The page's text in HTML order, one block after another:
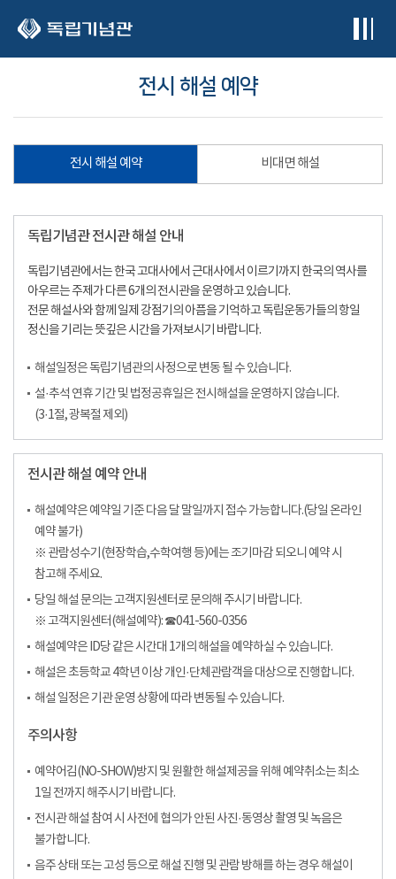
전시 해설 예약
전시 해설 예약 비대면 해설
독립기념관 전시관 해설 안내
독립기념관에서는 한국 고대사에서 근대사에서 이르기까지 한국의 역사를
아우르는 주제가 다른 6개의 전시관을 운영하고 있습니다.
전문 해설사와 함께 일제 강점기의 아픔을 기억하고 독립운동가들의 항일
정신을 기리는 뜻깊은 시간을 가져보시기 바랍니다.
해설일정은 독립기념관의 사정으로 변동 될 수 있습니다.
설·추석 연휴 기간 및 법정공휴일은 전시해설을 운영하지 않습니다.
(3·1절, 광복절 제외)
전시관 해설 예약 안내
해설예약은 예약일 기준 다음 달 말일까지 접수 가능합니다.(당일 온라인
예약 불가)
※ 관람성수기(현장학습,수학여행 등)에는 조기마감 되오니 예약 시
참고해 주세요.
당일 해설 문의는 고객지원센터로 문의해 주시기 바랍니다.
※ 고객지원센터(해설예약): ☎041-560-0356
해설예약은 ID당 같은 시간대 1개의 해설을 예약하실 수 있습니다.
해설은 초등학교 4학년 이상 개인·단체관람객을 대상으로 진행합니다.
해설 일정은 기관 운영 상황에 따라 변동될 수 있습니다.
주의사항
예약어김(NO-SHOW)방지 및 원활한 해설제공을 위해 예약취소는 최소
1일 전까지 해주시기 바랍니다.
전시관 해설 참여 시 사전에 협의가 안된 사진·동영상 촬영 및 녹음은
불가합니다.
음주 상태 또는 고성 등으로 해설 진행 및 관람 방해를 하는 경우 해설이